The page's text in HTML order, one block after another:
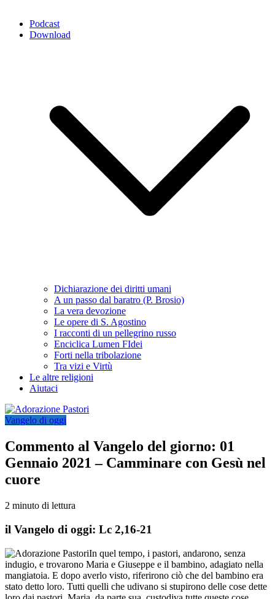
Podcast
Download
Dichiarazione dei diritti umani
A un passo dal baratro (P. Brosio)
La vera devozione
Le opere di S. Agostino
I racconti di un pellegrino russo
Enciclica Lumen FIdei
Forti nella tribolazione
Tra vizi e Virtù
Le altre religioni
Aiutaci
Vangelo di oggi
Commento al Vangelo del giorno: 01
Gennaio 2021 – Camminare con Gesù nel
cuore
2 minuto di lettura
il Vangelo di oggi: Lc 2,16-21
In quel tempo, i pastori, andarono, senza
indugio, e trovarono Maria e Giuseppe e il bambino, adagiato nella
mangiatoia. E dopo averlo visto, riferirono ciò che del bambino era
stato detto loro. Tutti quelli che udivano si stupirono delle cose dette